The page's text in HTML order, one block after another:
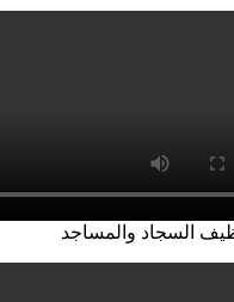
السجاد والمساجد